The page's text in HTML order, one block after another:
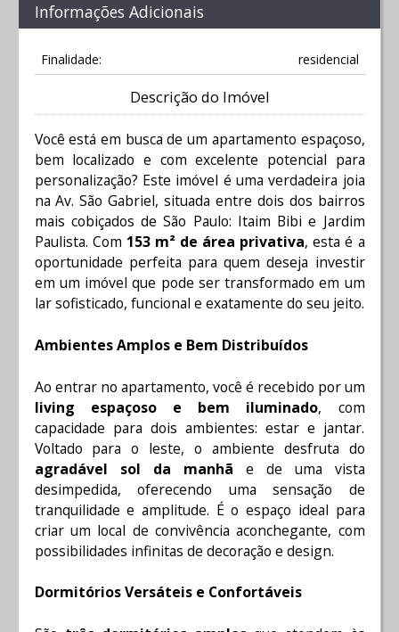
Informações Adicionais
Finalidade: residencial
Descrição do Imóvel
Você está em busca de um apartamento espaçoso,
bem localizado e com excelente potencial para
personalização? Este imóvel é uma verdadeira joia
na Av. São Gabriel, situada entre dois dos bairros
mais cobiçados de São Paulo: Itaim Bibi e Jardim
Paulista. Com 153 m² de área privativa, esta é a
oportunidade perfeita para quem deseja investir
em um imóvel que pode ser transformado em um
lar sofisticado, funcional e exatamente do seu jeito.
Ambientes Amplos e Bem Distribuídos
Ao entrar no apartamento, você é recebido por um
living espaçoso e bem iluminado, com
capacidade para dois ambientes: estar e jantar.
Voltado para o leste, o ambiente desfruta do
agradável sol da manhã e de uma vista
desimpedida, oferecendo uma sensação de
tranquilidade e amplitude. É o espaço ideal para
criar um local de convivência aconchegante, com
possibilidades infinitas de decoração e design.
Dormitórios Versáteis e Confortáveis